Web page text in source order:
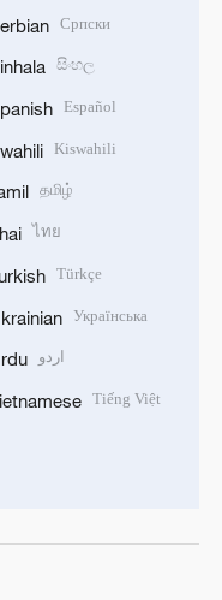
Српски
සිංහල
Español
Kiswahili
தமிழ்
ไทย
Türkçe
Українська
اردو
Tiếng Việt